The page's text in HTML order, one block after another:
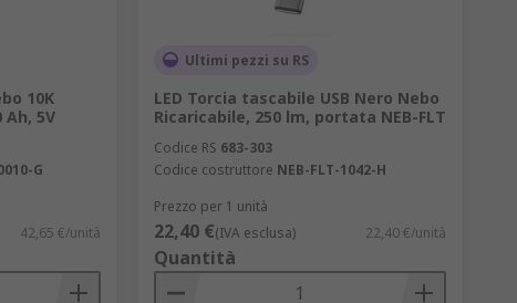
10K
5V
G
42,65 €/unità
Ultimi pezzi su RS
LED Torcia tascabile USB Nero Nebo
Ricaricabile, 250 lm, portata NEB-FLT
Codice RS 683-303
Codice costruttore NEB-FLT-1042-H
Prezzo per 1 unità
22,40 €(IVA esclusa) 22,40 €/unità
Quantità